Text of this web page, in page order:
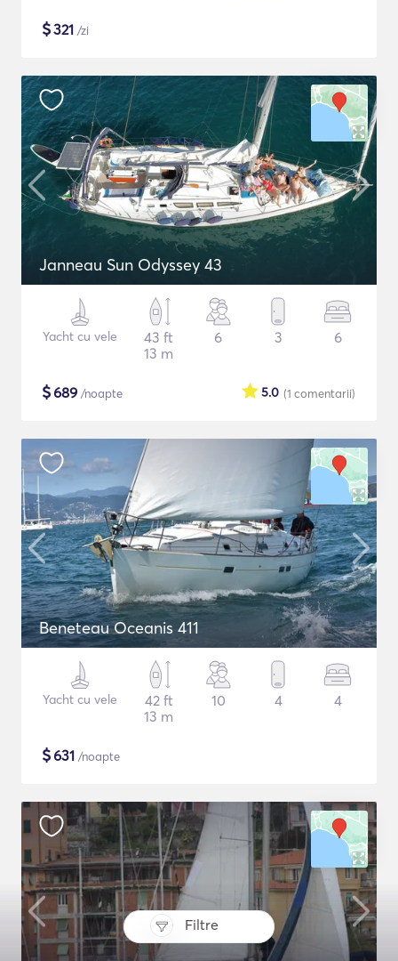
Filtre
$321 /zi
Janneau Sun Odyssey 43
Yacht cu vele
43 ft
13 m
6 3 6
$689 /noapte (1 comentarii)
5.0
Beneteau Oceanis 411
Yacht cu vele
42 ft
13 m
10 4 4
$631 /noapte